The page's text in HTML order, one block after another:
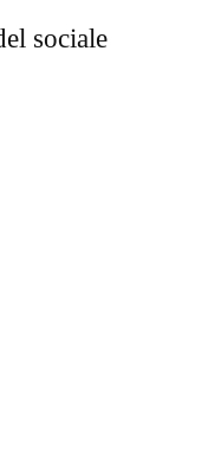
sociale